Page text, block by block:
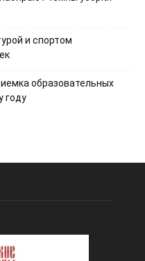
и спортом
образовательных
году